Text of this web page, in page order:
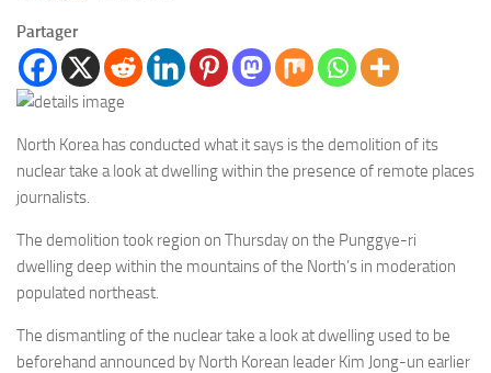
Partager
North Korea has conducted what it says is the demolition of its
nuclear take a look at dwelling within the presence of remote places
journalists.
The demolition took region on Thursday on the Punggye-ri
dwelling deep within the mountains of the North’s in moderation
populated northeast.
The dismantling of the nuclear take a look at dwelling used to be
beforehand announced by North Korean leader Kim Jong-un earlier